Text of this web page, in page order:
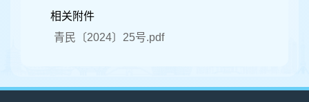
相关附件
青民〔2024〕25号.pdf